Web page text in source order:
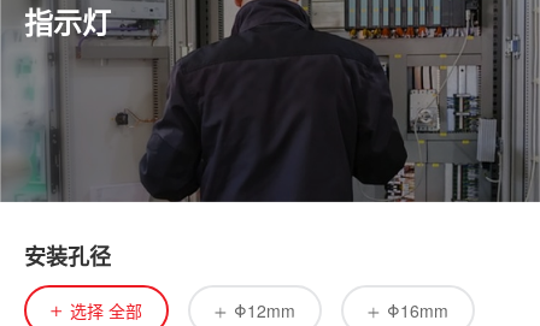
指示灯
安装孔径
选择 全部 Φ12mm Φ16mm